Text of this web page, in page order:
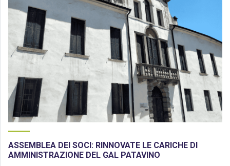
ASSEMBLEA DEI SOCI: RINNOVATE LE CARICHE DI
AMMINISTRAZIONE DEL GAL PATAVINO